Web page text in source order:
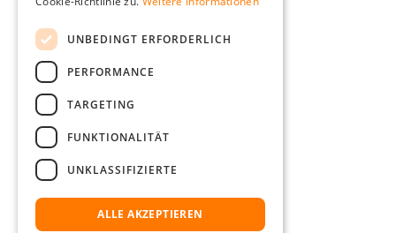
UNBEDINGT ERFORDERLICH
PERFORMANCE
TARGETING
FUNKTIONALITÄT
UNKLASSIFIZIERTE
ALLE AKZEPTIEREN